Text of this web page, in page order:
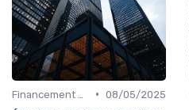
• 08/05/2025